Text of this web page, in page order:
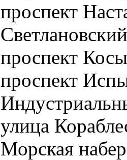
проспект
проспект
проспект
улица
Морская